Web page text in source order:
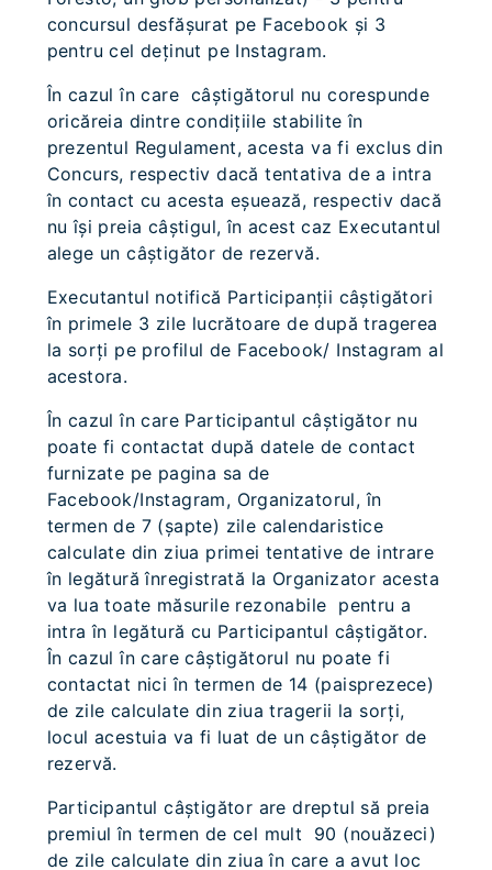
concursul desfășurat pe Facebook și 3
pentru cel deținut pe Instagram.
În cazul în care câştigătorul nu corespunde
oricăreia dintre condiţiile stabilite în
prezentul Regulament, acesta va fi exclus din
Concurs, respectiv dacă tentativa de a intra
în contact cu acesta eşuează, respectiv dacă
nu îşi preia câştigul, în acest caz Executantul
alege un câştigător de rezervă.
Executantul notifică Participanţii câştigători
în primele 3 zile lucrătoare de după tragerea
la sorţi pe profilul de Facebook/ Instagram al
acestora.
În cazul în care Participantul câştigător nu
poate fi contactat după datele de contact
furnizate pe pagina sa de
Facebook/Instagram, Organizatorul, în
termen de 7 (șapte) zile calendaristice
calculate din ziua primei tentative de intrare
în legătură înregistrată la Organizator acesta
va lua toate măsurile rezonabile pentru a
intra în legătură cu Participantul câştigător.
În cazul în care câştigătorul nu poate fi
contactat nici în termen de 14 (paisprezece)
de zile calculate din ziua tragerii la sorţi,
locul acestuia va fi luat de un câștigător de
rezervă.
Participantul câştigător are dreptul să preia
premiul în termen de cel mult 90 (nouăzeci)
de zile calculate din ziua în care a avut loc